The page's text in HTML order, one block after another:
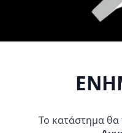
Προσθήκη Στο
Το κατάστημα θα